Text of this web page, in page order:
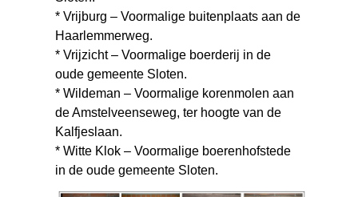
* Vrijburg – Voormalige buitenplaats aan de
Haarlemmerweg.
* Vrijzicht – Voormalige boerderij in de
oude gemeente Sloten.
* Wildeman – Voormalige korenmolen aan
de Amstelveenseweg, ter hoogte van de
Kalfjeslaan.
* Witte Klok – Voormalige boerenhofstede
in de oude gemeente Sloten.